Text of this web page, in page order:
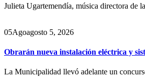
Julieta Ugartemendía, música directora de
05Agoagosto 5, 2026
Obrarán nueva instalación eléctrica y
La Municipalidad llevó adelante un